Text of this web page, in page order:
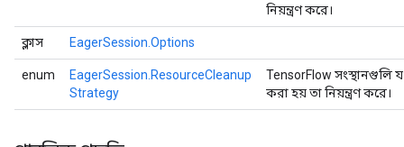
নিয়ন্ত্রণ করে।
ক্লাস EagerSession.Options
enum
EagerSession.ResourceCleanup
Strategy
TensorFlow সংস্থানগুলি
করা হয় তা নিয়ন্ত্রণ করে।